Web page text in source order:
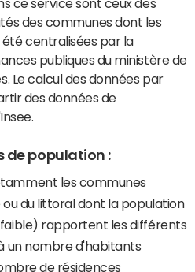
ce service sont ceux des
des communes dont les
centralisées par la
publiques du ministère de
Le calcul des données par
des données de
de population :
les communes
du littoral dont la population
rapportent les différents
un nombre d'habitants
de résidences